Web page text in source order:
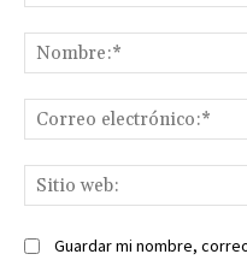
Guardar mi nombre,